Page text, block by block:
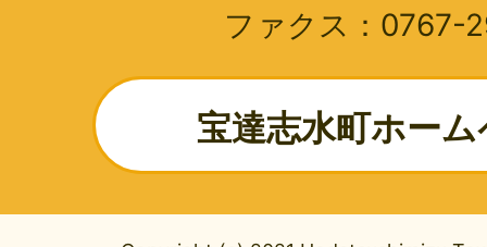
ファクス：0767-
宝達志水町ホー